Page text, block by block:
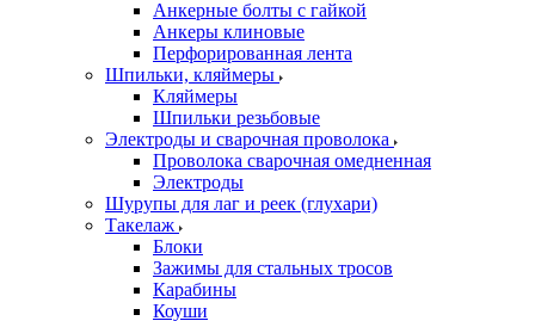
Анкерные болты с гайкой
Анкеры клиновые
Перфорированная лента
Шпильки, кляймеры
Кляймеры
Шпильки резьбовые
Электроды и сварочная проволока
Проволока сварочная омедненная
Электроды
Шурупы для лаг и реек (глухари)
Такелаж
Блоки
Зажимы для стальных тросов
Карабины
Коуши